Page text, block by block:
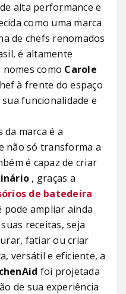
alta performance e
como uma marca
de chefs renomados
é altamente
como Carole
à frente do espaço
funcionalidade e
da marca é a
não só transforma a
é capaz de criar
, graças a
de batedeira
pode ampliar ainda
receitas, seja
fatiar ou criar
versátil e eficiente, a
foi projetada
de sua experiência